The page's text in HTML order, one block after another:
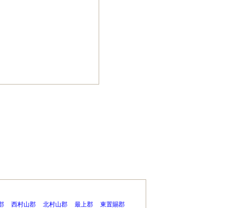
西村山郡 北村山郡 最上郡 東置賜郡